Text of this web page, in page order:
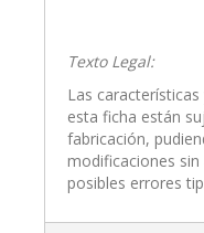
Texto Legal:
Las
esta ficha están
fabricación,
modificaciones
posibles errores